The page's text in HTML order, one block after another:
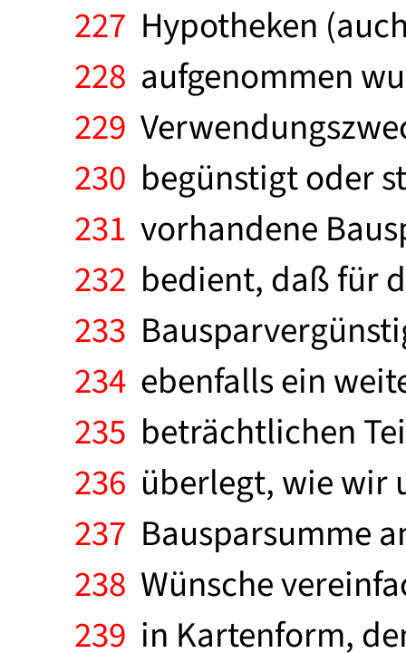
227 Hypotheken
228 aufgenommen
229
230 begünstigt oder
231 vorhandene
232 bedient, daß für
233
234 ebenfalls ein
235 beträchtlichen
236 überlegt, wie wir
237 Bausparsumme
238 Wünsche
239 in Kartenform,